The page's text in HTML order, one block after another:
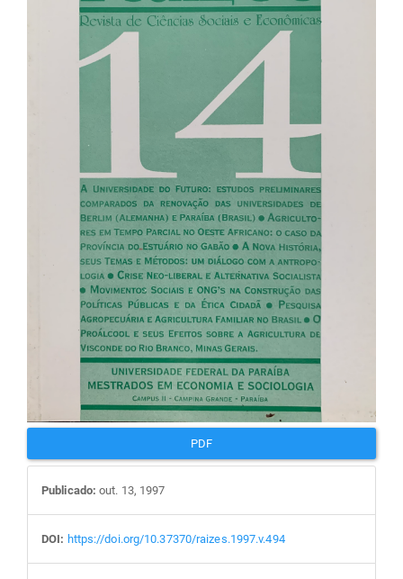
artigos
PDF
Publicado: out. 13, 1997
DOI: https://doi.org/10.37370/raizes.1997.v.494